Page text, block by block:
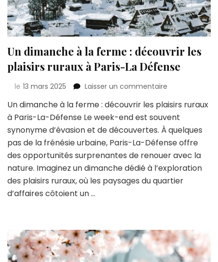
Un dimanche à la ferme : découvrir les
plaisirs ruraux à Paris-La Défense
le 13 mars 2025 Laisser un commentaire
dimanche
à
la
ferme
:
découvrir
les
plaisirs
Défense
Un dimanche à la ferme : découvrir les plaisirs ruraux
à Paris-La-Défense Le week-end est souvent
synonyme d’évasion et de découvertes. À quelques
pas de la frénésie urbaine, Paris-La-Défense offre
des opportunités surprenantes de renouer avec la
nature. Imaginez un dimanche dédié à l’exploration
des plaisirs ruraux, où les paysages du quartier
d’affaires côtoient un …